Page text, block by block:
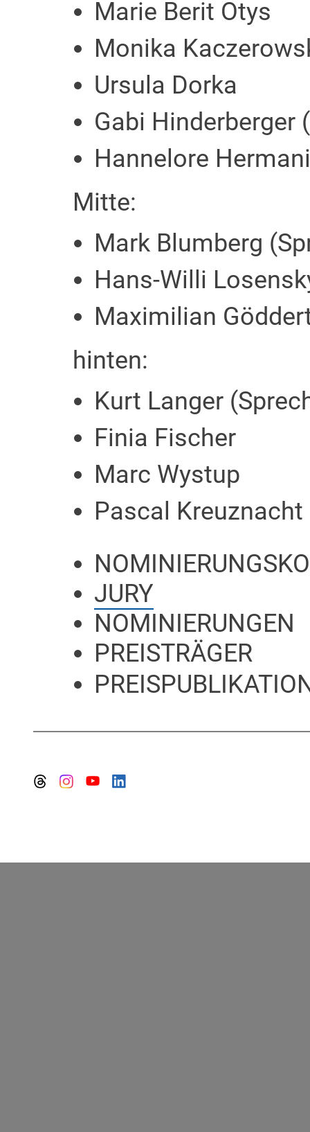
Marie Berit Otys
Monika
Ursula Dorka
Gabi Hinderberger
Hannelore
Mitte:
Mark Blumberg
Hans-Willi
Maximilian
hinten:
Kurt Langer
Finia Fischer
Marc Wystup
Pascal Kreuznacht
JURY
NOMINIERUNGEN
PREISTRÄGER